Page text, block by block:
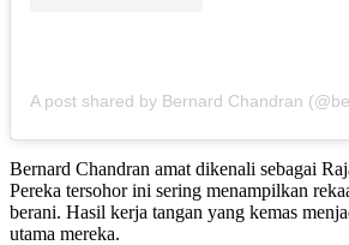
Bernard Chandran amat dikenali sebagai
Pereka tersohor ini sering menampilkan
berani. Hasil kerja tangan yang kemas
utama mereka.